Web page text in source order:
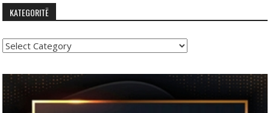
KATEGORITË
Kategoritë